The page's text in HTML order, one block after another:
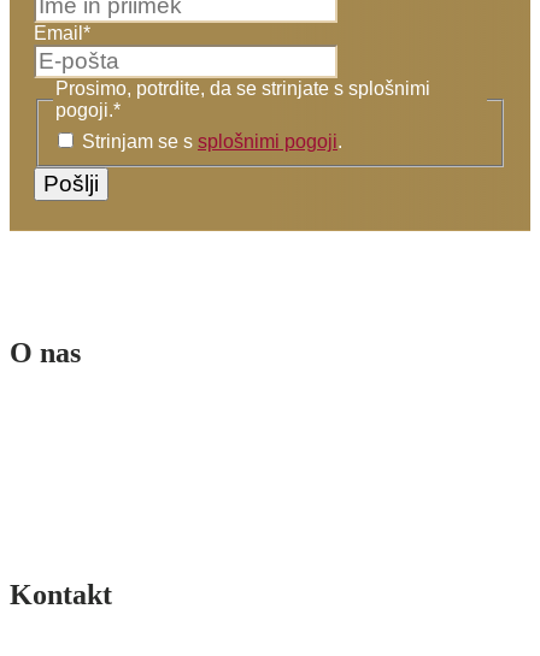
Email *
Prosimo, potrdite, da se strinjate s splošnimi
pogoji.*
Strinjam se s splošnimi pogoji.
O nas
Kontakt